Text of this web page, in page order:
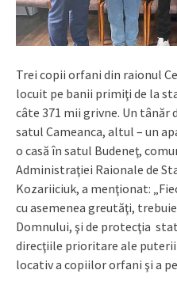
Trei copii orfani din raionul
locuit pe banii primiţi de la
câte 371 mii grivne. Un tânăr
satul Cameanca, altul – un
o casă în satul Budeneţ,
Administraţiei Raionale de
Kozariiciuk, a menţionat:
cu asemenea greutăţi,
Domnului, şi de protecţia
direcţiile prioritare ale puterii
locativ a copiilor orfani şi a